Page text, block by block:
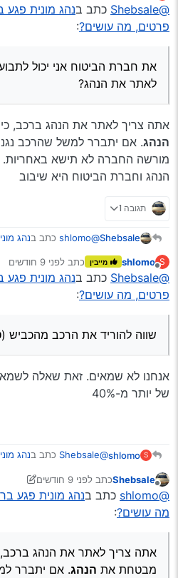
@Shebsale
העובדה
היא חמורה, אבל
מה חמור?? הרכב חונה
שומרה מבטחת אותו
מכל מקום, אתה
בעל הרכב ומשם
שלו אם יש לו צ"ג.
את חברת הביטוח אני יכול
שווה להוריד את הרכב
מה הסיכוי שחברת
מנותק @Shebsale כתב בנהג מונית
פרטים, מה עושים?:
את חברת הביטוח אני יכול לתבוע
לאתר את הנהג?
אתה צריך לאתר את הנהג ברכב,
הנהג. אם יתברר למשל שהרכב נגנב
מורשה החברה לא תישא באחריות.
הנהג וחברת הביטוח היא שיבוב
תגובה 1
Shebsale
@shlomo כתב בנהג
@Shebsale
העובדה
היא חמורה, אבל
מה חמור?? הרכב חונה
שומרה מבטחת אותו
צד ג’ כמובן.
מכל מקום, אתה
בעל הרכב ומשם
לאתר את הנהג?
מה הסיכוי שחברת
S
מנותק
shlomo מייבין כתב לפני 9 חודשים
נערך לאחרונה על ידי
@Shebsale כתב בנהג מונית
פרטים, מה עושים?:
שווה להוריד את הרכב מהכביש
אנחנו לא שמאים. זאת שאלה
של יותר מ-40%
S
shlomo
@Shebsale כתב בנהג
את חברת הביטוח אני
שאינו מורשה החברה לא
של הנהג וחברת הביטוח
Shebsaleכתב לפני 9 חודשים
נערך לאחרונה על ידי Shebsale11 בנוב׳ 2025, 1:31
@shlomo כתב בנהג מונית פגע
מה עושים?:
אתה צריך לאתר את הנהג
מבטחת את הנהג. אם יתברר